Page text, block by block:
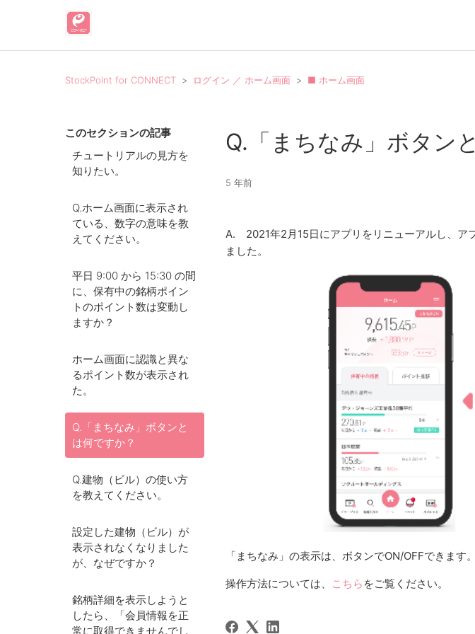
StockPoint for CONNECT ログイン ／ ホーム画面 ■ ホーム画面
このセクションの記事
チュートリアルの見方を
知りたい。
Q.ホーム画面に表示され
ている、数字の意味を教
えてください。
平日 9:00 から 15:30 の間
に、保有中の銘柄ポイン
トのポイント数は変動し
ますか？
ホーム画面に認識と異な
るポイント数が表示され
た。
Q.「まちなみ」ボタンと
は何ですか？
Q.建物（ビル）の使い方
を教えてください。
設定した建物（ビル）が
表示されなくなりました
が、なぜですか？
銘柄詳細を表示しようと
したら、「会員情報を正
常に取得できませんでし
Q.「まちなみ」ボタン
5 年前
A. 2021年2月15日にアプリをリニューアルし、ア
ました。
「まちなみ」の表示は、ボタンでON/OFFできます
操作方法については、 こちら をご覧ください。